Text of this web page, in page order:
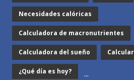
Necesidades calóricas
Calculadora de macronutrientes
Calculadora del sueño
¿Qué día es hoy? ...